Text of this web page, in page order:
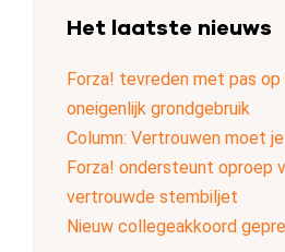
Het laatste nieuws
Forza! tevreden met pas
oneigenlijk grondgebruik
Column: Vertrouwen moet
Forza! ondersteunt oproep
vertrouwde stembiljet
Nieuw collegeakkoord